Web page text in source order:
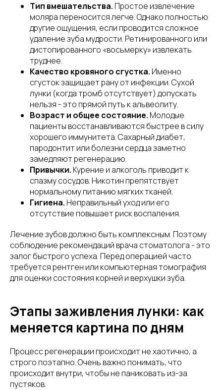
Тип вмешательства. Простое извлечение
моляра переносится легче. Однако полностью
другие ощущения, если проводится сложное
удаление зуба мудрости. Ретинированного или
дистопированного «восьмерку» извлекать
труднее.
Качество кровяного сгустка. Именно
сгусток защищает рану от инфекции. Сухой
лунки (когда тромб отсутствует) допускать
нельзя - это прямой путь к альвеолиту.
Возраст и общее состояние. Молодые
пациенты восстанавливаются быстрее в силу
хорошего иммунитета. Сахарный диабет,
пародонтит или болезни сердца заметно
замедляют регенерацию.
Привычки. Курение и алкоголь приводит к
спазму сосудов. Никотин препятствует
нормальному питанию мягких тканей.
Гигиена. Неправильный уход или его
отсутствие повышает риск воспаления.
Лечение зубов должно быть комплексным. Поэтому
соблюдение рекомендаций врача стоматолога - это
залог быстрого успеха. Перед операцией часто
требуется рентген или компьютерная томография
для оценки состояния корней и верхушки зуба.
Этапы заживления лунки: как
меняется картина по дням
Процесс регенерации происходит не хаотично, а
строго поэтапно. Очень важно понимать, что
происходит внутри, чтобы не паниковать из-за
пустяков.